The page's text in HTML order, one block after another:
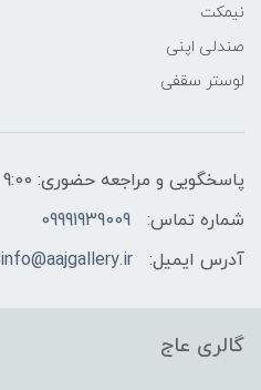
نیمکت
صندلی اپنی
لوستر سقفی
پاسخگویی و مراجعه حضوری: 9:00 الی14:00 و 16:00 تا 21:00
شماره تماس:
09991939009
آدرس ایمیل:
info@aajgallery.ir
گالری عاج